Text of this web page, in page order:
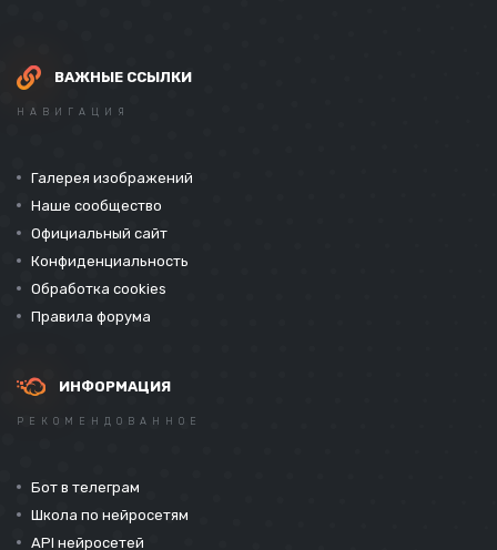
ВАЖНЫЕ ССЫЛКИ
НАВИГАЦИЯ
Галерея изображений
Наше сообщество
Официальный сайт
Конфиденциальность
Обработка cookies
Правила форума
ИНФОРМАЦИЯ
РЕКОМЕНДОВАННОЕ
Бот в телеграм
Школа по нейросетям
API нейросетей